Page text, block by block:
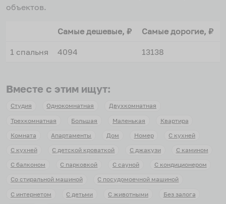
объектов.
Самые дешевые, ₽ Самые дорогие, ₽
1 спальня 4094 13138
Вместе с этим ищут:
Студия Однокомнатная
Двухкомнатная
Трехкомнатная
Большая Маленькая
Квартира
Комната
Апартаменты Дом Номер
С кухней
С кухней
С детской кроваткой С джакузи
С камином
С балконом
С парковкой С сауной
С кондиционером
Со стиральной машиной
С посудомоечной машиной
С интернетом
С детьми С животными
Без залога